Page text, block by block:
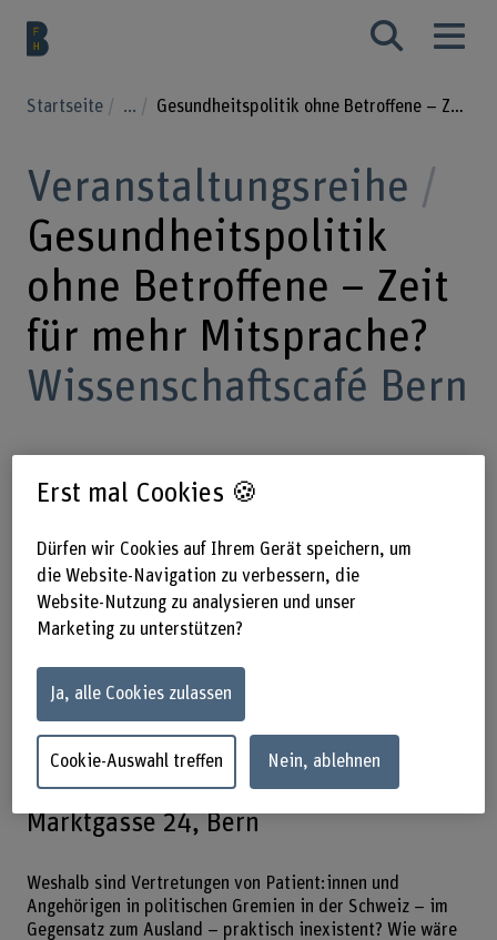
Startseite ... Gesundheitspolitik ohne Betroffene – Zeit für mehr Mitsprache?
Veranstaltungsreihe
Gesundheitspolitik
ohne Betroffene – Zeit
für mehr Mitsprache?
Wissenschaftscafé Bern
Das Wissenschaftscafé ermöglicht den
und Expert*innen zu
wissenschaftlichen und
gesellschaftlichen Fragen. Dieses Mal:
Patient:innen aussen vor?
01.09.2025, 17.30–19.00 Uhr – Coop
Marktgass Bern, (Lounge, 1.OG),
Marktgasse 24, Bern
Weshalb sind Vertretungen von Patient:innen und
Angehörigen in politischen Gremien in der Schweiz – im
Gegensatz zum Ausland – praktisch inexistent? Wie wäre
Erst mal Cookies 🍪
Dürfen wir Cookies auf Ihrem Gerät speichern, um
die Website-Navigation zu verbessern, die
Website-Nutzung zu analysieren und unser
Marketing zu unterstützen?
Ja, alle Cookies zulassen
Cookie-Auswahl treffen Nein, ablehnen